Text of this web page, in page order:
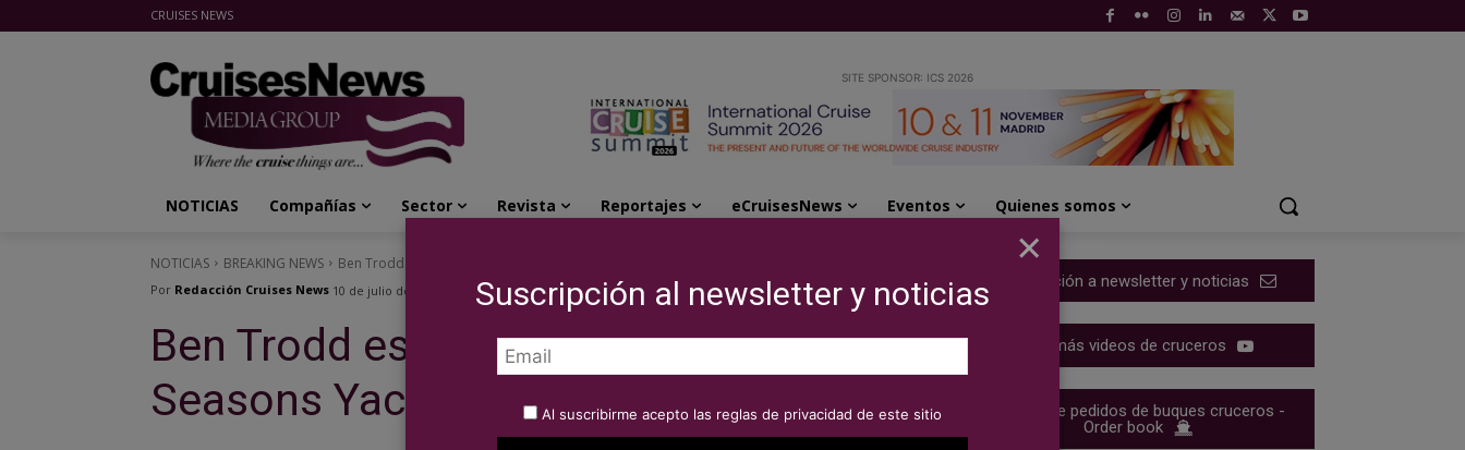
CRUISES NEWS
SITE SPONSOR: ICS 2026
NOTICIAS Compañías Sector Revista Reportajes eCruisesNews Eventos Quienes somos
NOTICIAS BREAKING NEWS Ben Trodd es nombrado CEO de Four Seasons Yachts
Por Redacción Cruises News 10 de julio de 2025
Ben Trodd es nombrado CEO de Four
Seasons Yachts
Suscripción a newsletter y noticias
Ver más videos de cruceros
Cartera de pedidos de buques cruceros -
Order book
×
Suscripción al newsletter y noticias
Al suscribirme acepto las reglas de privacidad de este sitio